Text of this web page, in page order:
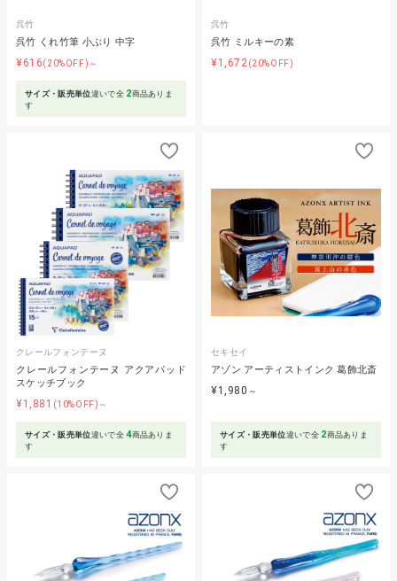
呉竹
呉竹 くれ竹筆 小ぶり 中字
¥616(20%OFF)～
サイズ・販売単位違いで全 2商品ありま
す
呉竹
呉竹 ミルキーの素
¥1,672 (20%OFF)
クレールフォンテーヌ
クレールフォンテーヌ アクアパッド
スケッチブック
¥1,881 (10%OFF)～
サイズ・販売単位違いで全4商品ありま
す
セキセイ
アゾン アーティストインク 葛飾北斎
¥1,980 ～
サイズ・販売単位違いで全 2商品ありま
す